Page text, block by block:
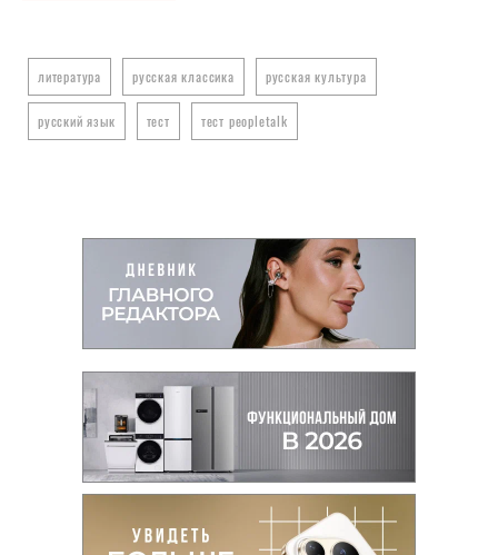
литература русская классика русская культура
русский язык тест тест peopletalk